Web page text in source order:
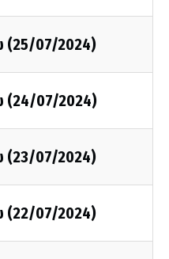
(25/07/2024)
(24/07/2024)
(23/07/2024)
(22/07/2024)